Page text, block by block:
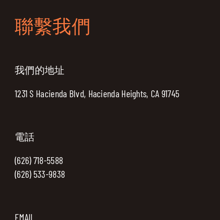
聯繫我們
我們的地址
1231 S Hacienda Blvd, Hacienda Heights, CA 91745
電話
(626) 718-5588
(626) 533-9838
EMAIL